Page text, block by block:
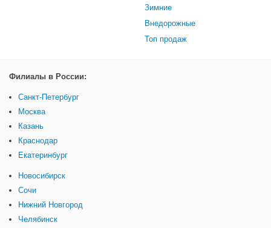
Зимние
Внедорожные
Топ продаж
Филиалы в России:
Санкт-Петербург
Москва
Казань
Краснодар
Екатеринбург
Новосибирск
Сочи
Нижний Новгород
Челябинск